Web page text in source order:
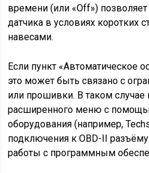
времени (или «Off»)
датчика в условиях коротких
навесами.
Если пункт «Автоматическое
это может быть связано с
или прошивки. В таком
расширенного меню с
оборудования (например,
подключения к OBD-II
работы с программным